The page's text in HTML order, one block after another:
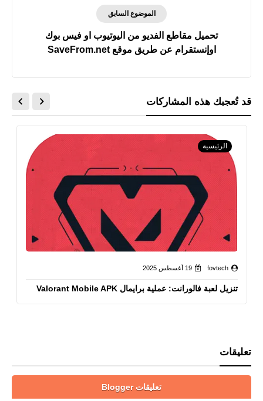
الموضوع السابق
تحميل مقاطع الفديو من اليوتيوب او فيس بوك
اوإنستقرام عن طريق موقع SaveFrom.net
قد تُعجبك هذه المشاركات
الرئيسية
fovtech 19 أغسطس 2025
تنزيل لعبة فالورانت: عملية برايمال Valorant Mobile APK
تعليقات
تعليقات Blogger